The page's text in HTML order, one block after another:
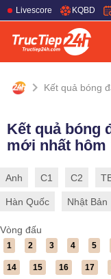
Livescore KQBD
Kết quả bóng
Kết quả bóng
mới nhất hôm
Anh C1 C2
Hàn Quốc Nhật Bản
Vòng đấu
1 2 3 4 5
14 15 16 17